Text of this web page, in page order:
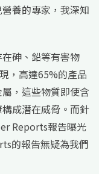
養的專家，我深知
砷、鉛等有害物
，高達65%的產品
，這些物質即使含
成潛在威脅。而針
Reports報告曝光
的報告無疑為我們